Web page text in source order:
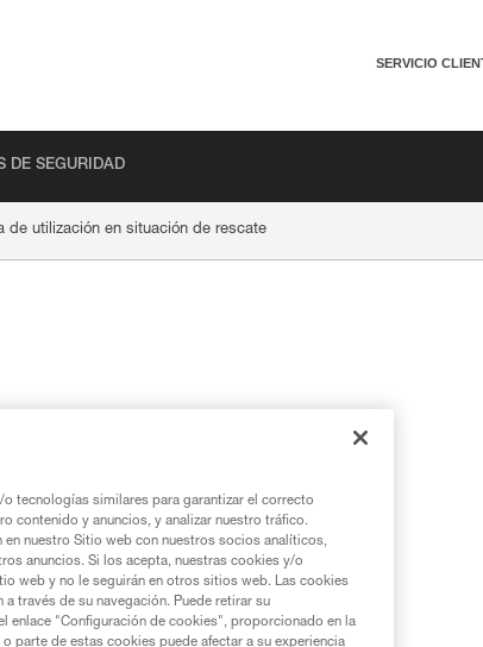
SERVICIO
DE SEGURIDAD
de utilización en situación de rescate
antes de
poder comprender
tecnologías similares para garantizar el correcto
contenido y anuncios, y analizar nuestro tráfico.
nuestro Sitio web con nuestros socios analíticos,
anuncios. Si los acepta, nuestras cookies y/o
web y no le seguirán en otros sitios web. Las cookies
través de su navegación. Puede retirar su
enlace "Configuración de cookies", proporcionado en la
parte de estas cookies puede afectar a su experiencia